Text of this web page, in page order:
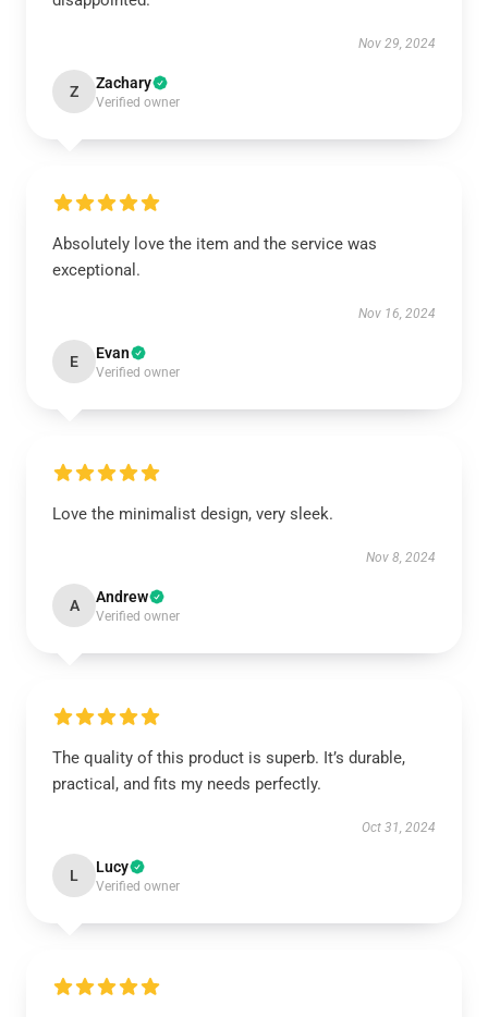
Nov 29, 2024
Z Zachary
Verified owner
Absolutely love the item and the service was
exceptional.
Nov 16, 2024
E Evan
Verified owner
Love the minimalist design, very sleek.
Nov 8, 2024
A Andrew
Verified owner
The quality of this product is superb. It’s durable,
practical, and fits my needs perfectly.
Oct 31, 2024
L Lucy
Verified owner